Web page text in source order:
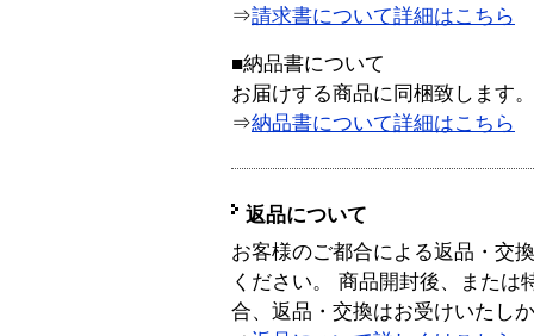
⇒請求書について詳細はこちら
■納品書について
お届けする商品に同梱致します。
⇒納品書について詳細はこちら
返品について
お客様のご都合による返品・交
ください。 商品開封後、または
合、返品・交換はお受けいたし